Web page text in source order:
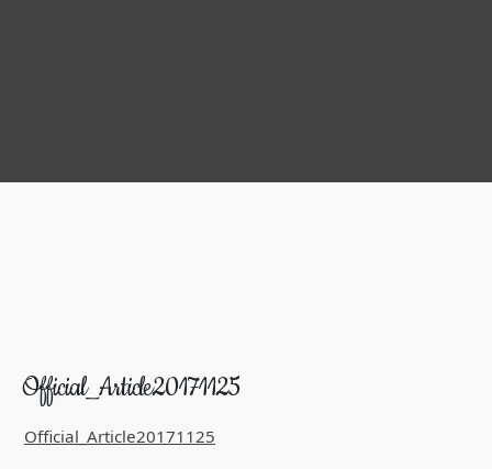
Official_Article20171125
Official_Article20171125